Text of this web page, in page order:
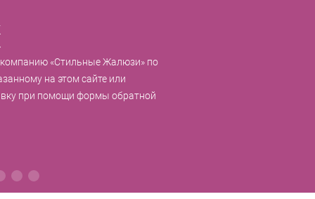
«Стильные Жалюзи» по
на этом сайте или
при помощи формы обратной